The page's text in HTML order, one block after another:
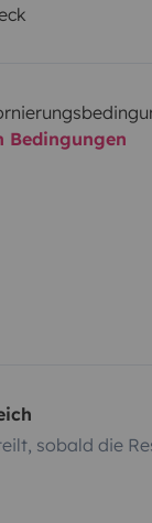
Bedingungen
sobald die